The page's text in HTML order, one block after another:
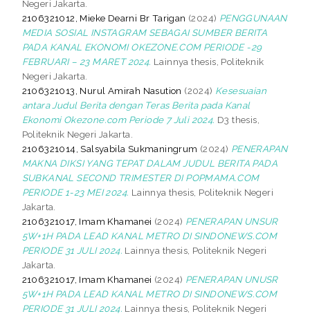
Negeri Jakarta.
2106321012, Mieke Dearni Br Tarigan (2024) PENGGUNAAN
MEDIA SOSIAL INSTAGRAM SEBAGAI SUMBER BERITA
PADA KANAL EKONOMI OKEZONE.COM PERIODE -29
FEBRUARI – 23 MARET 2024. Lainnya thesis, Politeknik
Negeri Jakarta.
2106321013, Nurul Amirah Nasution (2024) Kesesuaian
antara Judul Berita dengan Teras Berita pada Kanal
Ekonomi Okezone.com Periode 7 Juli 2024. D3 thesis,
Politeknik Negeri Jakarta.
2106321014, Salsyabila Sukmaningrum (2024) PENERAPAN
MAKNA DIKSI YANG TEPAT DALAM JUDUL BERITA PADA
SUBKANAL SECOND TRIMESTER DI POPMAMA.COM
PERIODE 1-23 MEI 2024. Lainnya thesis, Politeknik Negeri
Jakarta.
2106321017, Imam Khamanei (2024) PENERAPAN UNSUR
5W+1H PADA LEAD KANAL METRO DI SINDONEWS.COM
PERIODE 31 JULI 2024. Lainnya thesis, Politeknik Negeri
Jakarta.
2106321017, Imam Khamanei (2024) PENERAPAN UNUSR
5W+1H PADA LEAD KANAL METRO DI SINDONEWS.COM
PERIODE 31 JULI 2024. Lainnya thesis, Politeknik Negeri